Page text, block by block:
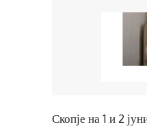
Скопје на 1 и 2